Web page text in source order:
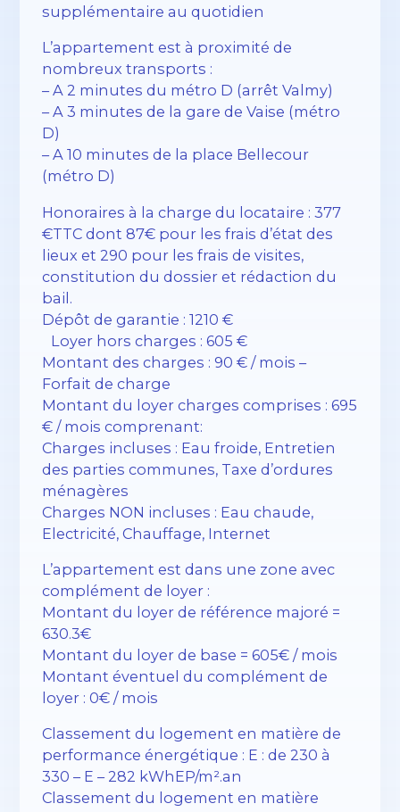
supplémentaire au quotidien
L’appartement est à proximité de
nombreux transports :
– A 2 minutes du métro D (arrêt Valmy)
– A 3 minutes de la gare de Vaise (métro
D)
– A 10 minutes de la place Bellecour
(métro D)
Honoraires à la charge du locataire : 377
€TTC dont 87€ pour les frais d’état des
lieux et 290 pour les frais de visites,
constitution du dossier et rédaction du
bail.
Dépôt de garantie : 1210 €
Loyer hors charges : 605 €
Montant des charges : 90 € / mois –
Forfait de charge
Montant du loyer charges comprises : 695
€ / mois comprenant:
Charges incluses : Eau froide, Entretien
des parties communes, Taxe d’ordures
ménagères
Charges NON incluses : Eau chaude,
Electricité, Chauffage, Internet
L’appartement est dans une zone avec
complément de loyer :
Montant du loyer de référence majoré =
630.3€
Montant du loyer de base = 605€ / mois
Montant éventuel du complément de
loyer : 0€ / mois
Classement du logement en matière de
performance énergétique : E : de 230 à
330 – E – 282 kWhEP/m².an
Classement du logement en matière